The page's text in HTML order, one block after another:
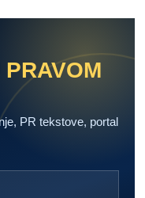
PRAVOM
PR tekstove, portal